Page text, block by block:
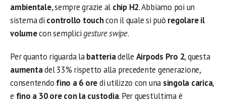
ambientale, sempre grazie al chip H2. Abbiamo poi un
sistema di controllo touchcon il quale si può regolare il
volumecon semplicigesture swipe.
Per quanto riguarda labatteriadelle Airpods Pro 2, questa
aumentadel 33% rispetto alla precedente generazione,
consentendo fino a 6 oredi utilizzo con una singola carica,
e fino a 30 ore con la custodia. Per quest’ultima è